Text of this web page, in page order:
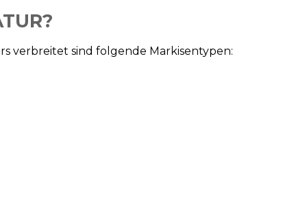
verbreitet sind folgende Markisentypen: